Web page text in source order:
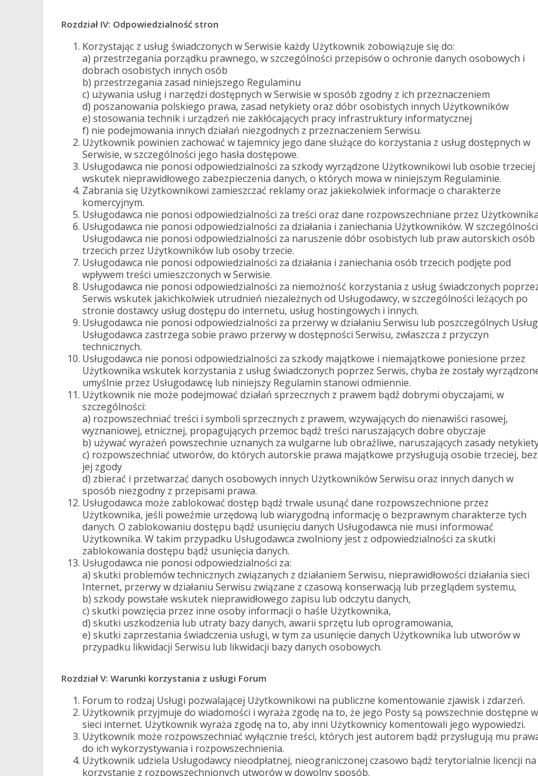
Rozdział IV: Odpowiedzialność stron
Korzystając z usług świadczonych w Serwisie każdy Użytkownik zobowiązuje się do:
a) przestrzegania porządku prawnego, w szczególności przepisów o ochronie danych osobowych i
dobrach osobistych innych osób
b) przestrzegania zasad niniejszego Regulaminu
c) używania usług i narzędzi dostępnych w Serwisie w sposób zgodny z ich przeznaczeniem
d) poszanowania polskiego prawa, zasad netykiety oraz dóbr osobistych innych Użytkowników
e) stosowania technik i urządzeń nie zakłócających pracy infrastruktury informatycznej
f) nie podejmowania innych działań niezgodnych z przeznaczeniem Serwisu.
Użytkownik powinien zachować w tajemnicy jego dane służące do korzystania z usług dostępnych w
Serwisie, w szczególności jego hasła dostępowe.
Usługodawca nie ponosi odpowiedzialności za szkody wyrządzone Użytkownikowi lub osobie trzeciej
wskutek nieprawidłowego zabezpieczenia danych, o których mowa w niniejszym Regulaminie.
Zabrania się Użytkownikowi zamieszczać reklamy oraz jakiekolwiek informacje o charakterze
komercyjnym.
Usługodawca nie ponosi odpowiedzialności za treści oraz dane rozpowszechniane przez
Usługodawca nie ponosi odpowiedzialności za działania i zaniechania Użytkowników. W szczególności
Usługodawca nie ponosi odpowiedzialności za naruszenie dóbr osobistych lub praw autorskich osób
trzecich przez Użytkowników lub osoby trzecie.
Usługodawca nie ponosi odpowiedzialności za działania i zaniechania osób trzecich podjęte pod
wpływem treści umieszczonych w Serwisie.
Usługodawca nie ponosi odpowiedzialności za niemożność korzystania z usług świadczonych
Serwis wskutek jakichkolwiek utrudnień niezależnych od Usługodawcy, w szczególności leżących po
stronie dostawcy usług dostępu do internetu, usług hostingowych i innych.
Usługodawca nie ponosi odpowiedzialności za przerwy w działaniu Serwisu lub poszczególnych
Usługodawca zastrzega sobie prawo przerwy w dostępności Serwisu, zwłaszcza z przyczyn
technicznych.
Usługodawca nie ponosi odpowiedzialności za szkody majątkowe i niemajątkowe poniesione przez
Użytkownika wskutek korzystania z usług świadczonych poprzez Serwis, chyba że zostały
umyślnie przez Usługodawcę lub niniejszy Regulamin stanowi odmiennie.
Użytkownik nie może podejmować działań sprzecznych z prawem bądź dobrymi obyczajami, w
szczególności:
a) rozpowszechniać treści i symboli sprzecznych z prawem, wzywających do nienawiści rasowej,
wyznaniowej, etnicznej, propagujących przemoc bądź treści naruszających dobre obyczaje
b) używać wyrażeń powszechnie uznanych za wulgarne lub obraźliwe, naruszających zasady
c) rozpowszechniać utworów, do których autorskie prawa majątkowe przysługują osobie trzeciej, bez
jej zgody
d) zbierać i przetwarzać danych osobowych innych Użytkowników Serwisu oraz innych danych w
sposób niezgodny z przepisami prawa.
Usługodawca może zablokować dostęp bądź trwale usunąć dane rozpowszechnione przez
Użytkownika, jeśli poweźmie urzędową lub wiarygodną informację o bezprawnym charakterze tych
danych. O zablokowaniu dostępu bądź usunięciu danych Usługodawca nie musi informować
Użytkownika. W takim przypadku Usługodawca zwolniony jest z odpowiedzialności za skutki
zablokowania dostępu bądź usunięcia danych.
Usługodawca nie ponosi odpowiedzialności za:
a) skutki problemów technicznych związanych z działaniem Serwisu, nieprawidłowości działania sieci
Internet, przerwy w działaniu Serwisu związane z czasową konserwacją lub przeglądem systemu,
b) szkody powstałe wskutek nieprawidłowego zapisu lub odczytu danych,
c) skutki powzięcia przez inne osoby informacji o haśle Użytkownika,
d) skutki uszkodzenia lub utraty bazy danych, awarii sprzętu lub oprogramowania,
e) skutki zaprzestania świadczenia usługi, w tym za usunięcie danych Użytkownika lub utworów w
przypadku likwidacji Serwisu lub likwidacji bazy danych osobowych.
Rozdział V: Warunki korzystania z usługi Forum
Forum to rodzaj Usługi pozwalającej Użytkownikowi na publiczne komentowanie zjawisk i zdarzeń.
Użytkownik przyjmuje do wiadomości i wyraża zgodę na to, że jego Posty są powszechnie dostępne w
sieci internet. Użytkownik wyraża zgodę na to, aby inni Użytkownicy komentowali jego wypowiedzi.
Użytkownik może rozpowszechniać wyłącznie treści, których jest autorem bądź przysługują mu
do ich wykorzystywania i rozpowszechnienia.
Użytkownik udziela Usługodawcy nieodpłatnej, nieograniczonej czasowo bądź terytorialnie licencji na
korzystanie z rozpowszechnionych utworów w dowolny sposób.